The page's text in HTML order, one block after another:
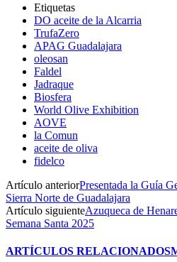
Etiquetas
DO aceite de la Alcarria
TrufaZero
APAG Guadalajara
oleosan
Faldel
Jadraque
Biosfera
World Olive Exhibition
AOVE
la Comun
aceite de oliva
fidelco
Artículo anteriorPresentada la Guía
Sierra Norte de Guadalajara
Artículo siguienteAzuqueca de
Semana Santa 2025
ARTÍCULOS RELACIONADOS